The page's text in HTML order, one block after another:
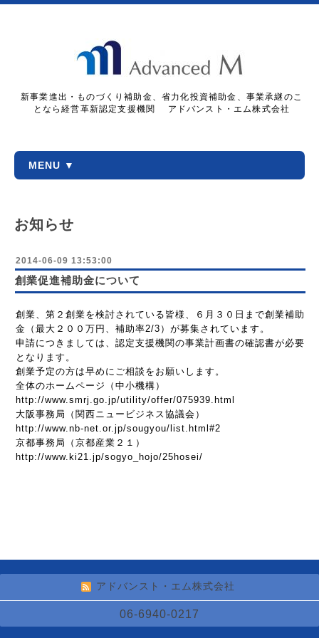
新事業進出・ものづくり補助金、省力化投資補助金、事業承継のこ
となら経営革新認定支援機関 アドバンスト・エム株式会社
MENU ▼
お知らせ
2014-06-09 13:53:00
創業促進補助金について
創業、第２創業を検討されている皆様、６月３０日まで創業補助
金（最大２００万円、補助率2/3）が募集されています。
申請につきましては、認定支援機関の事業計画書の確認書が必要
となります。
創業予定の方は早めにご相談をお願いします。
全体のホームページ（中小機構）
http://www.smrj.go.jp/utility/offer/075939.html
大阪事務局（関西ニュービジネス協議会）
http://www.nb-net.or.jp/sougyou/list.html#2
京都事務局（京都産業２１）
http://www.ki21.jp/sogyo_hojo/25hosei/
アドバンスト・エム株式会社
06-6940-0217